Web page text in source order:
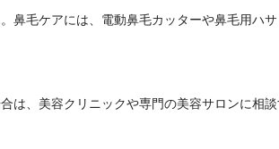
鼻毛ケアには、電動鼻毛カッターや鼻毛用ハ
は、美容クリニックや専門の美容サロンに相